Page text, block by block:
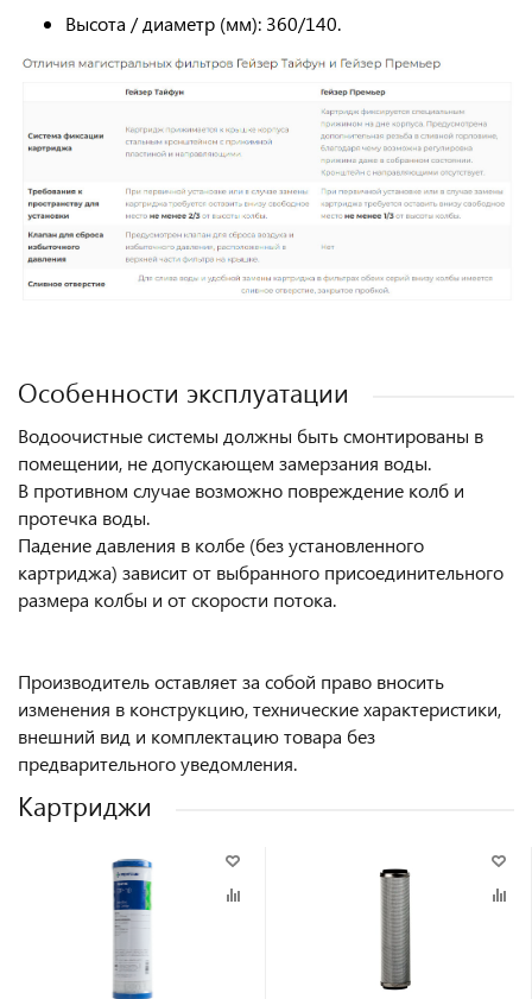
Высота / диаметр (мм): 360/140.
Особенности эксплуатации
Водоочистные системы должны быть смонтированы в
помещении, не допускающем замерзания воды.
В противном случае возможно повреждение колб и
протечка воды.
Падение давления в колбе (без установленного
картриджа) зависит от выбранного присоединительного
размера колбы и от скорости потока.
Производитель оставляет за собой право вносить
изменения в конструкцию, технические характеристики,
внешний вид и комплектацию товара без
предварительного уведомления.
Картриджи